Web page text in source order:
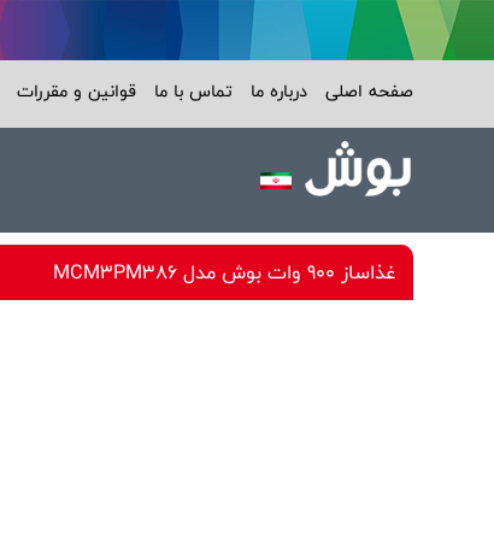
صفحه اصلی درباره ما تماس با ما قوانین و مقررات
غذاساز 900 وات بوش مدل MCM3PM386